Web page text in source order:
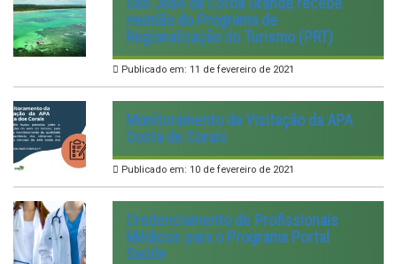
reunião do Programa de
Regionalização do Turismo (PRT)
Publicado em: 11 de fevereiro de 2021
Monitoramento da Visitação da APA
Costa de Corais
Publicado em: 10 de fevereiro de 2021
Credenciamento de Profissionais
Médicos para o Programa Portal
Saúde